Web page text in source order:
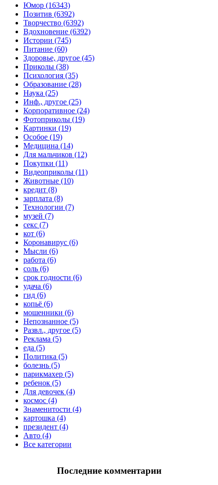
Юмор (16343)
Позитив (6392)
Творчество (6392)
Вдохновение (6392)
Истории (745)
Питание (60)
Здоровье, другое (45)
Приколы (38)
Психология (35)
Образование (28)
Наука (25)
Инф., другое (25)
Корпоративное (24)
Фотоприколы (19)
Картинки (19)
Особое (19)
Медицина (14)
Для мальчиков (12)
Покупки (11)
Видеоприколы (11)
Животные (10)
кредит (8)
зарплата (8)
Технологии (7)
музей (7)
секс (7)
кот (6)
Коронавирус (6)
Мысли (6)
работа (6)
соль (6)
срок годности (6)
удача (6)
гид (6)
копьё (6)
мошенники (6)
Непознанное (5)
Развл., другое (5)
Реклама (5)
еда (5)
Политика (5)
болезнь (5)
парикмахер (5)
ребенок (5)
Для девочек (4)
космос (4)
Знаменитости (4)
картошка (4)
президент (4)
Авто (4)
Все категории
Последние комментарии